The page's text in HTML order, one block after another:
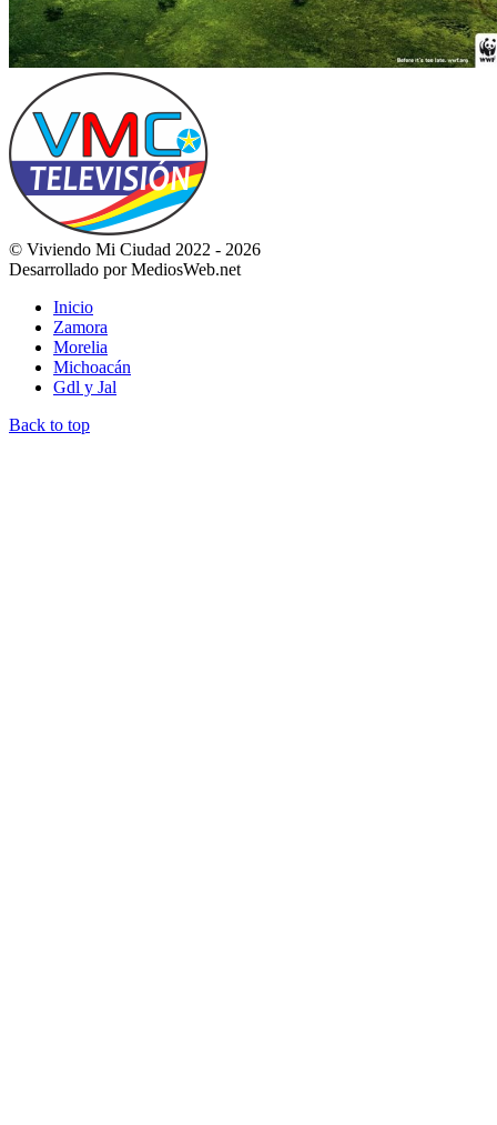
© Viviendo Mi Ciudad 2022 - 2026
Desarrollado por MediosWeb.net
Inicio
Zamora
Morelia
Michoacán
Gdl y Jal
Back to top